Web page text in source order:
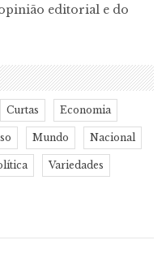
editorial e do
Curtas Economia
Mundo Nacional
Variedades